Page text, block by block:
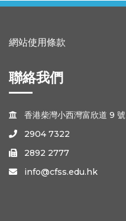
網站使用條款
聯絡我們
 香港柴灣小西灣富欣道 9 號
 2904 7322
 2892 2777
 info@cfss.edu.hk